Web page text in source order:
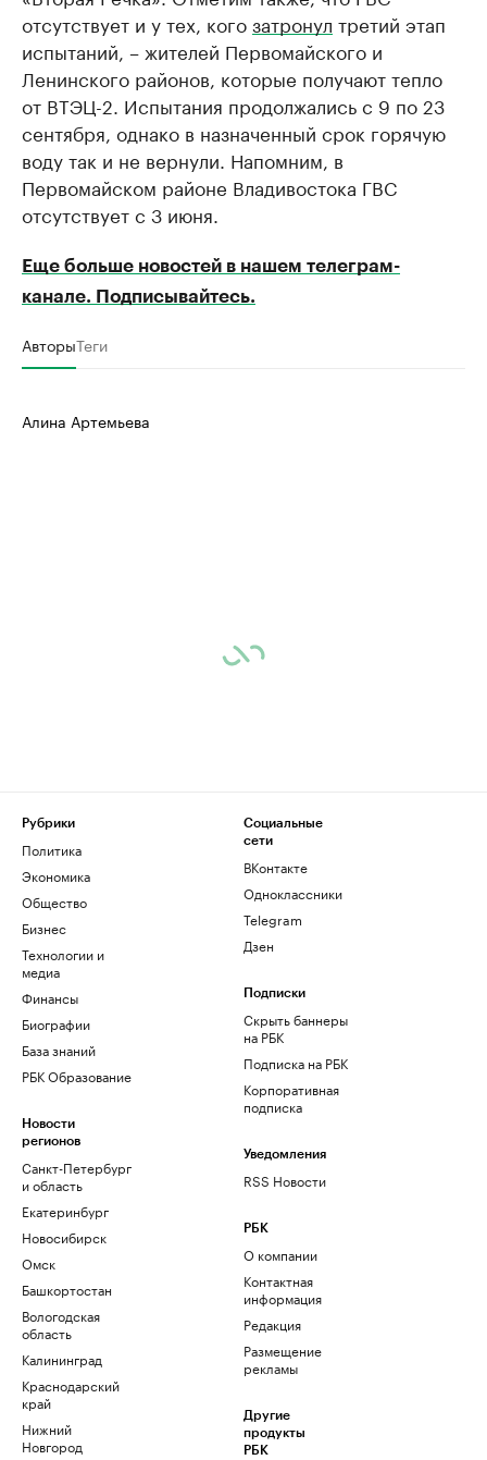
отсутствует и у тех, когозатронул третий этап
испытаний, – жителей Первомайского и
Ленинского районов, которые получают тепло
от ВТЭЦ-2. Испытания продолжались с 9 по 23
сентября, однако в назначенный срок горячую
воду так и не вернули. Напомним, в
Первомайском районе Владивостока ГВС
отсутствует с 3 июня.
Еще больше новостей в нашем телеграм-
канале. Подписывайтесь.
АвторыТеги
Алина Артемьева
Рубрики
Политика
Экономика
Общество
Бизнес
Технологии и
медиа
Финансы
Биографии
База знаний
РБК Образование
Новости
регионов
Санкт-Петербург
и область
Екатеринбург
Новосибирск
Омск
Башкортостан
Вологодская
область
Калининград
Краснодарский
край
Нижний
Новгород
Социальные
сети
ВКонтакте
Одноклассники
Telegram
Дзен
Подписки
Скрыть баннеры
на РБК
Подписка на РБК
Корпоративная
подписка
Уведомления
RSS Новости
РБК
О компании
Контактная
информация
Редакция
Размещение
рекламы
Другие
продукты
РБК